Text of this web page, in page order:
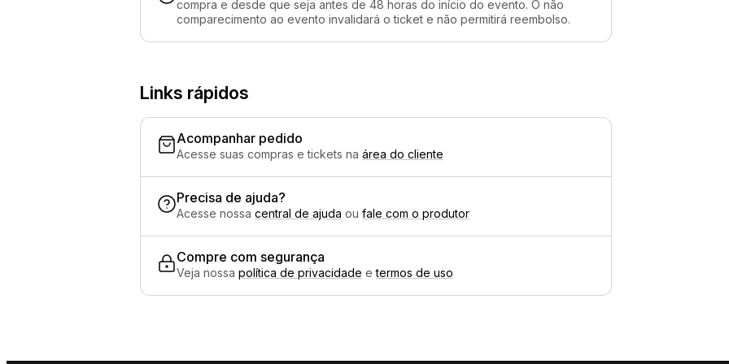
compra e desde que seja antes de 48 horas do início do evento. O não
comparecimento ao evento invalidará o ticket e não permitirá reembolso.
Links rápidos
Acompanhar pedido
Acesse suas compras e tickets na área do cliente
Precisa de ajuda?
Acesse nossa central de ajuda ou fale com o produtor
Compre com segurança
Veja nossa política de privacidade etermos de uso